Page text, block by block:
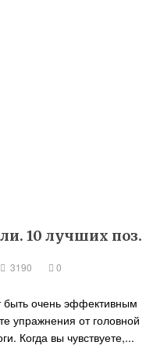
10 лучших поз.
3190 0
быть очень эффективным
упражнения от головной
Когда вы чувствуете,...